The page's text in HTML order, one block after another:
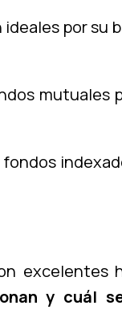
por su
mutuales
excelentes
y cuál